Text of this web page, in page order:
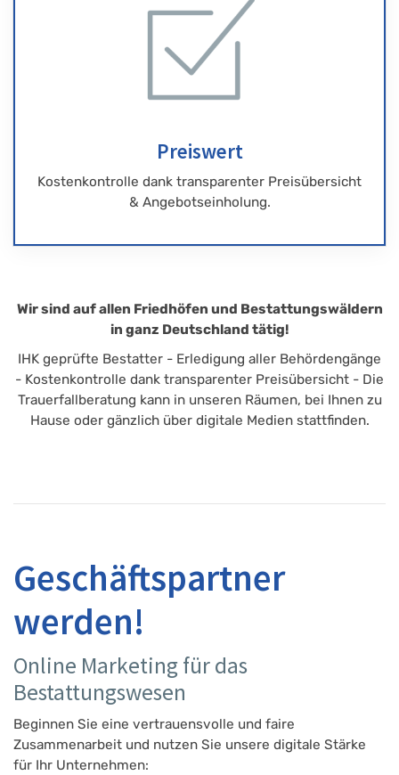
Preiswert
Kostenkontrolle dank transparenter Preisübersicht
& Angebotseinholung.
Wir sind auf allen Friedhöfen und Bestattungswäldern
in ganz Deutschland tätig!
IHK geprüfte Bestatter - Erledigung aller Behördengänge
- Kostenkontrolle dank transparenter Preisübersicht - Die
Trauerfallberatung kann in unseren Räumen, bei Ihnen zu
Hause oder gänzlich über digitale Medien stattfinden.
Geschäftspartner
werden!
Online Marketing für das
Bestattungswesen
Beginnen Sie eine vertrauensvolle und faire
Zusammenarbeit und nutzen Sie unsere digitale Stärke
für Ihr Unternehmen: